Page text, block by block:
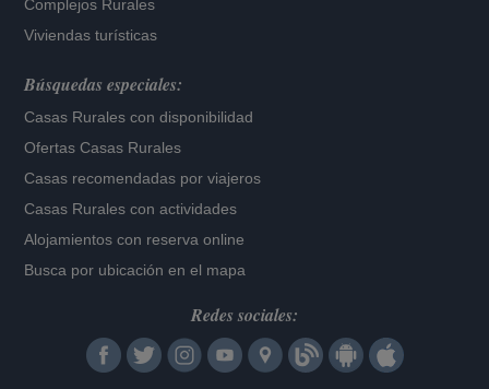
Complejos Rurales
Viviendas turísticas
Búsquedas especiales:
Casas Rurales con disponibilidad
Ofertas Casas Rurales
Casas recomendadas por viajeros
Casas Rurales con actividades
Alojamientos con reserva online
Busca por ubicación en el mapa
Redes sociales: